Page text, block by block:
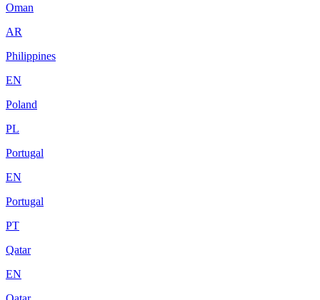
Oman
AR
Philippines
EN
Poland
PL
Portugal
EN
Portugal
PT
Qatar
EN